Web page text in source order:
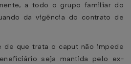
a todo o grupo familiar do
da vigência do contrato de
de que trata o caput não impede
seja mantida pelo ex-